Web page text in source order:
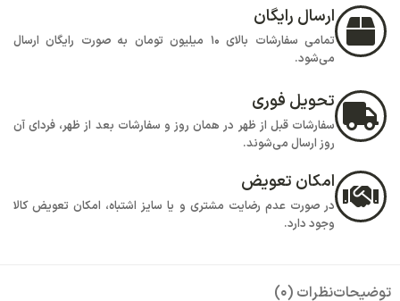
ارسال رایگان
تمامی سفارشات بالای 10 میلیون تومان به صورت رایگان ارسال
می‌شود.
تحویل فوری
سفارشات قبل از ظهر در همان روز و سفارشات بعد از ظهر، فردای آن
روز ارسال می‌شوند.
امکان تعویض
در صورت عدم رضایت مشتری و یا سایز اشتباه، امکان تعویض کالا
وجود دارد.
توضیحاتنظرات (0)